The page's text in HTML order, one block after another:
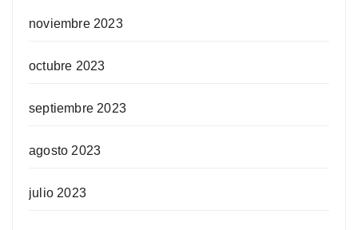
noviembre 2023
octubre 2023
septiembre 2023
agosto 2023
julio 2023